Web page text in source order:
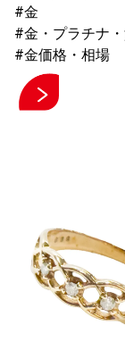
#金
#金・プラチナ
#金価格・相場